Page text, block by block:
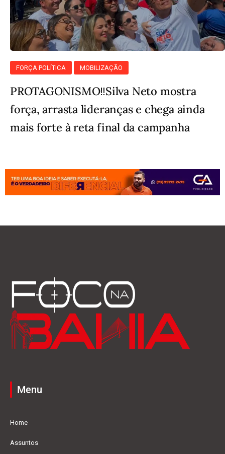
FORÇA POLÍTICA MOBILIZAÇÃO
PROTAGONISMO‼️Silva Neto mostra
força, arrasta lideranças e chega ainda
mais forte à reta final da campanha
Menu
Home
Assuntos